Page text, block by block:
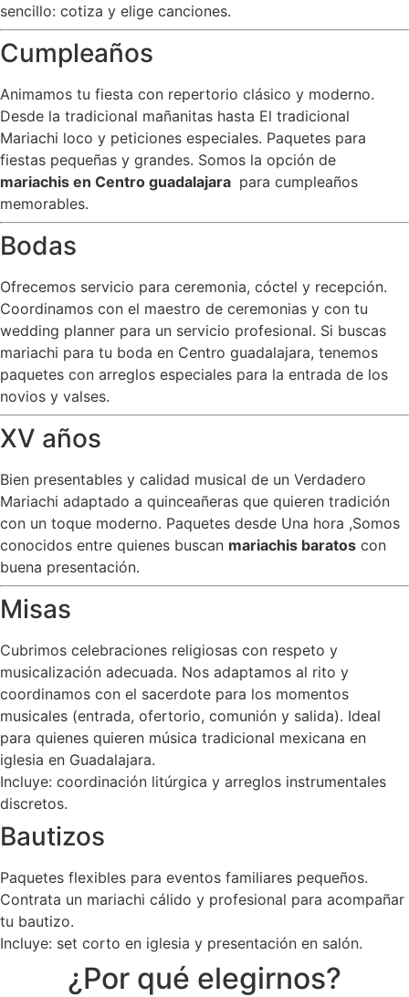
sencillo: cotiza y elige canciones.
Cumpleaños
Animamos tu fiesta con repertorio clásico y moderno.
Desde la tradicional mañanitas hasta El tradicional
Mariachi loco y peticiones especiales. Paquetes para
fiestas pequeñas y grandes. Somos la opción de
mariachis en Centro guadalajara para cumpleaños
memorables.
Bodas
Ofrecemos servicio para ceremonia, cóctel y recepción.
Coordinamos con el maestro de ceremonias y con tu
wedding planner para un servicio profesional. Si buscas
mariachi para tu boda en Centro guadalajara, tenemos
paquetes con arreglos especiales para la entrada de los
novios y valses.
XV años
Bien presentables y calidad musical de un Verdadero
Mariachi adaptado a quinceañeras que quieren tradición
con un toque moderno. Paquetes desde Una hora ,Somos
conocidos entre quienes buscan mariachis baratos con
buena presentación.
Misas
Cubrimos celebraciones religiosas con respeto y
musicalización adecuada. Nos adaptamos al rito y
coordinamos con el sacerdote para los momentos
musicales (entrada, ofertorio, comunión y salida). Ideal
para quienes quieren música tradicional mexicana en
iglesia en Guadalajara.
Incluye: coordinación litúrgica y arreglos instrumentales
discretos.
Bautizos
Paquetes flexibles para eventos familiares pequeños.
Contrata un mariachi cálido y profesional para acompañar
tu bautizo.
Incluye: set corto en iglesia y presentación en salón.
¿Por qué elegirnos?